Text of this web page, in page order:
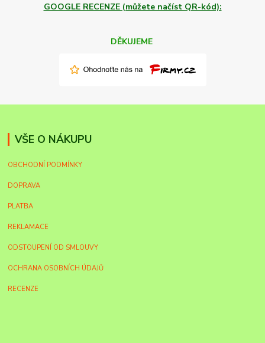
GOOGLE RECENZE (můžete načíst QR-kód):
DĚKUJEME
VŠE O NÁKUPU
OBCHODNÍ PODMÍNKY
DOPRAVA
PLATBA
REKLAMACE
ODSTOUPENÍ OD SMLOUVY
OCHRANA OSOBNÍCH ÚDAJŮ
RECENZE